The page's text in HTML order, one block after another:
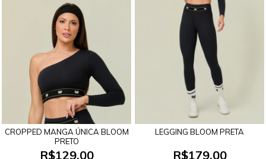
CROPPED MANGA ÚNICA BLOOM
PRETO
R$129,00
LEGGING BLOOM PRETA
R$179,00